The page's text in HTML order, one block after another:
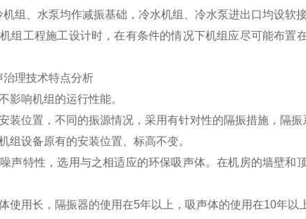
组、水泵均作减振基础，冷水机组、冷水泵进出口均设软
工程施工设计时，在有条件的情况下机组应尽可能布置
理技术特点分析
响机组的运行性能。
位置，不同的振源情况，采用有针对性的隔振措施，隔振
设备原有的安装位置、标高不变。
特性，选用与之相适应的环保吸声体。在机房的墙壁和
用长，隔振器的使用在5年以上，吸声体的使用在10年以上